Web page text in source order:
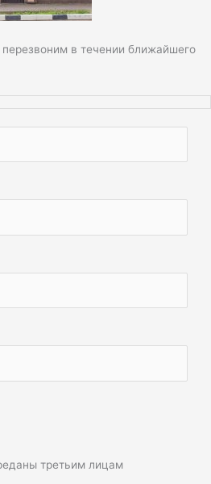
в течении ближайшего
третьим лицам